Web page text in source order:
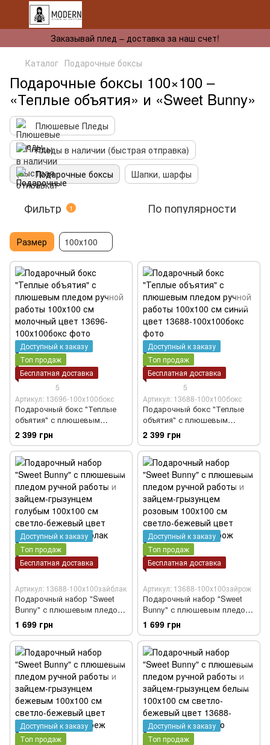
Заказывай плед – доставка за наш счет!
Каталог Подарочные боксы
Подарочные боксы 100×100 –
«Теплые объятия» и «Sweet Bunny»
Плюшевые Пледы
Пледы в наличии (быстрая отправка)
Подарочные боксы
Шапки, шарфы
Фильтр 1 По популярности
Размер 100х100
Доступный к заказу
Топ продаж
Бесплатная доставка
5
Артикул: 13696-100х100бокс
Подарочный бокс "Теплые
объятия" с плюшевым
пледом ручной работы
100х100 см молочный цвет
2 399 грн
Доступный к заказу
Топ продаж
Бесплатная доставка
5
Артикул: 13688-100х100бокс
Подарочный бокс "Теплые
объятия" с плюшевым
пледом ручной работы
100х100 см синий цвет
2 399 грн
Доступный к заказу
Топ продаж
Бесплатная доставка
Артикул: 13688-100х100зайблак
Подарочный набор "Sweet
Bunny" с плюшевым пледом
ручной работы и зайцем-
грызунцем голубым 100х100
см светло-бежевый цвет
1 699 грн
Доступный к заказу
Топ продаж
Бесплатная доставка
Артикул: 13688-100х100зайрож
Подарочный набор "Sweet
Bunny" с плюшевым пледом
ручной работы и зайцем-
грызунцем розовым 100х100
см светло-бежевый цвет
1 699 грн
Доступный к заказу
Топ продаж
Доступный к заказу
Топ продаж